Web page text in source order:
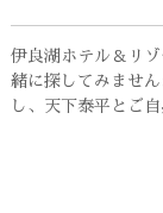
伊良湖ホテル＆リ
緒に探してみませ
し、天下泰平とご